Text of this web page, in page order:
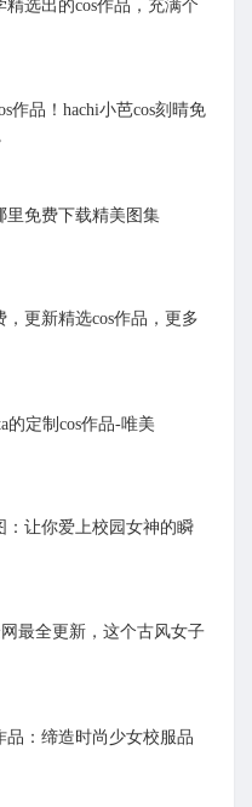
选出的cos作品，充满个
作品！hachi小芭cos刻晴免
里免费下载精美图集
更新精选cos作品，更多
的定制cos作品-唯美
：让你爱上校园女神的瞬
网最全更新，这个古风女子
品：缔造时尚少女校服品